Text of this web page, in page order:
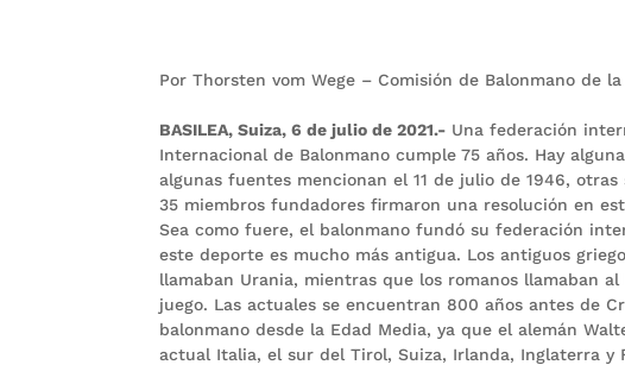
Por Thorsten vom Wege – Comisión de Balonmano de la
BASILEA, Suiza, 6 de julio de 2021.- Una federación
Internacional de Balonmano cumple 75 años. Hay
algunas fuentes mencionan el 11 de julio de 1946,
35 miembros fundadores firmaron una resolución en
Sea como fuere, el balonmano fundó su federación
este deporte es mucho más antigua. Los antiguos
llamaban Urania, mientras que los romanos llamaban
juego. Las actuales se encuentran 800 años antes de
balonmano desde la Edad Media, ya que el alemán
actual Italia, el sur del Tirol, Suiza, Irlanda, Inglaterra